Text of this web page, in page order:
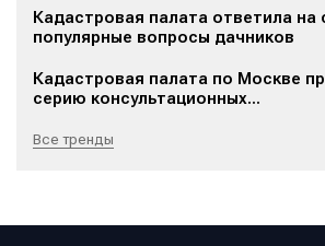
Кадастровая палата ответила на
популярные вопросы дачников
Кадастровая палата по Москве
серию консультационных...
Все тренды